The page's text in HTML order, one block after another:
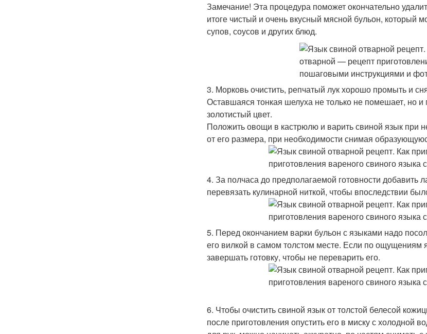
Замечание! Эта процедура поможет окончательно
итоге чистый и очень вкусный мясной бульон, который
супов, соусов и других блюд.
3. Морковь очистить, репчатый лук хорошо промыть и
Оставшаяся тонкая шелуха не только не помешает, но
золотистый цвет.
Положить овощи в кастрюлю и варить свиной язык при
от его размера, при необходимости снимая
4. За полчаса до предполагаемой готовности
перевязать кулинарной ниткой, чтобы впоследствии
5. Перед окончанием варки бульон с языками надо
его вилкой в самом толстом месте. Если по ощущениям
завершать готовку, чтобы не переварить его.
6. Чтобы очистить свиной язык от толстой белесой
после приготовления опустить его в миску с холодной